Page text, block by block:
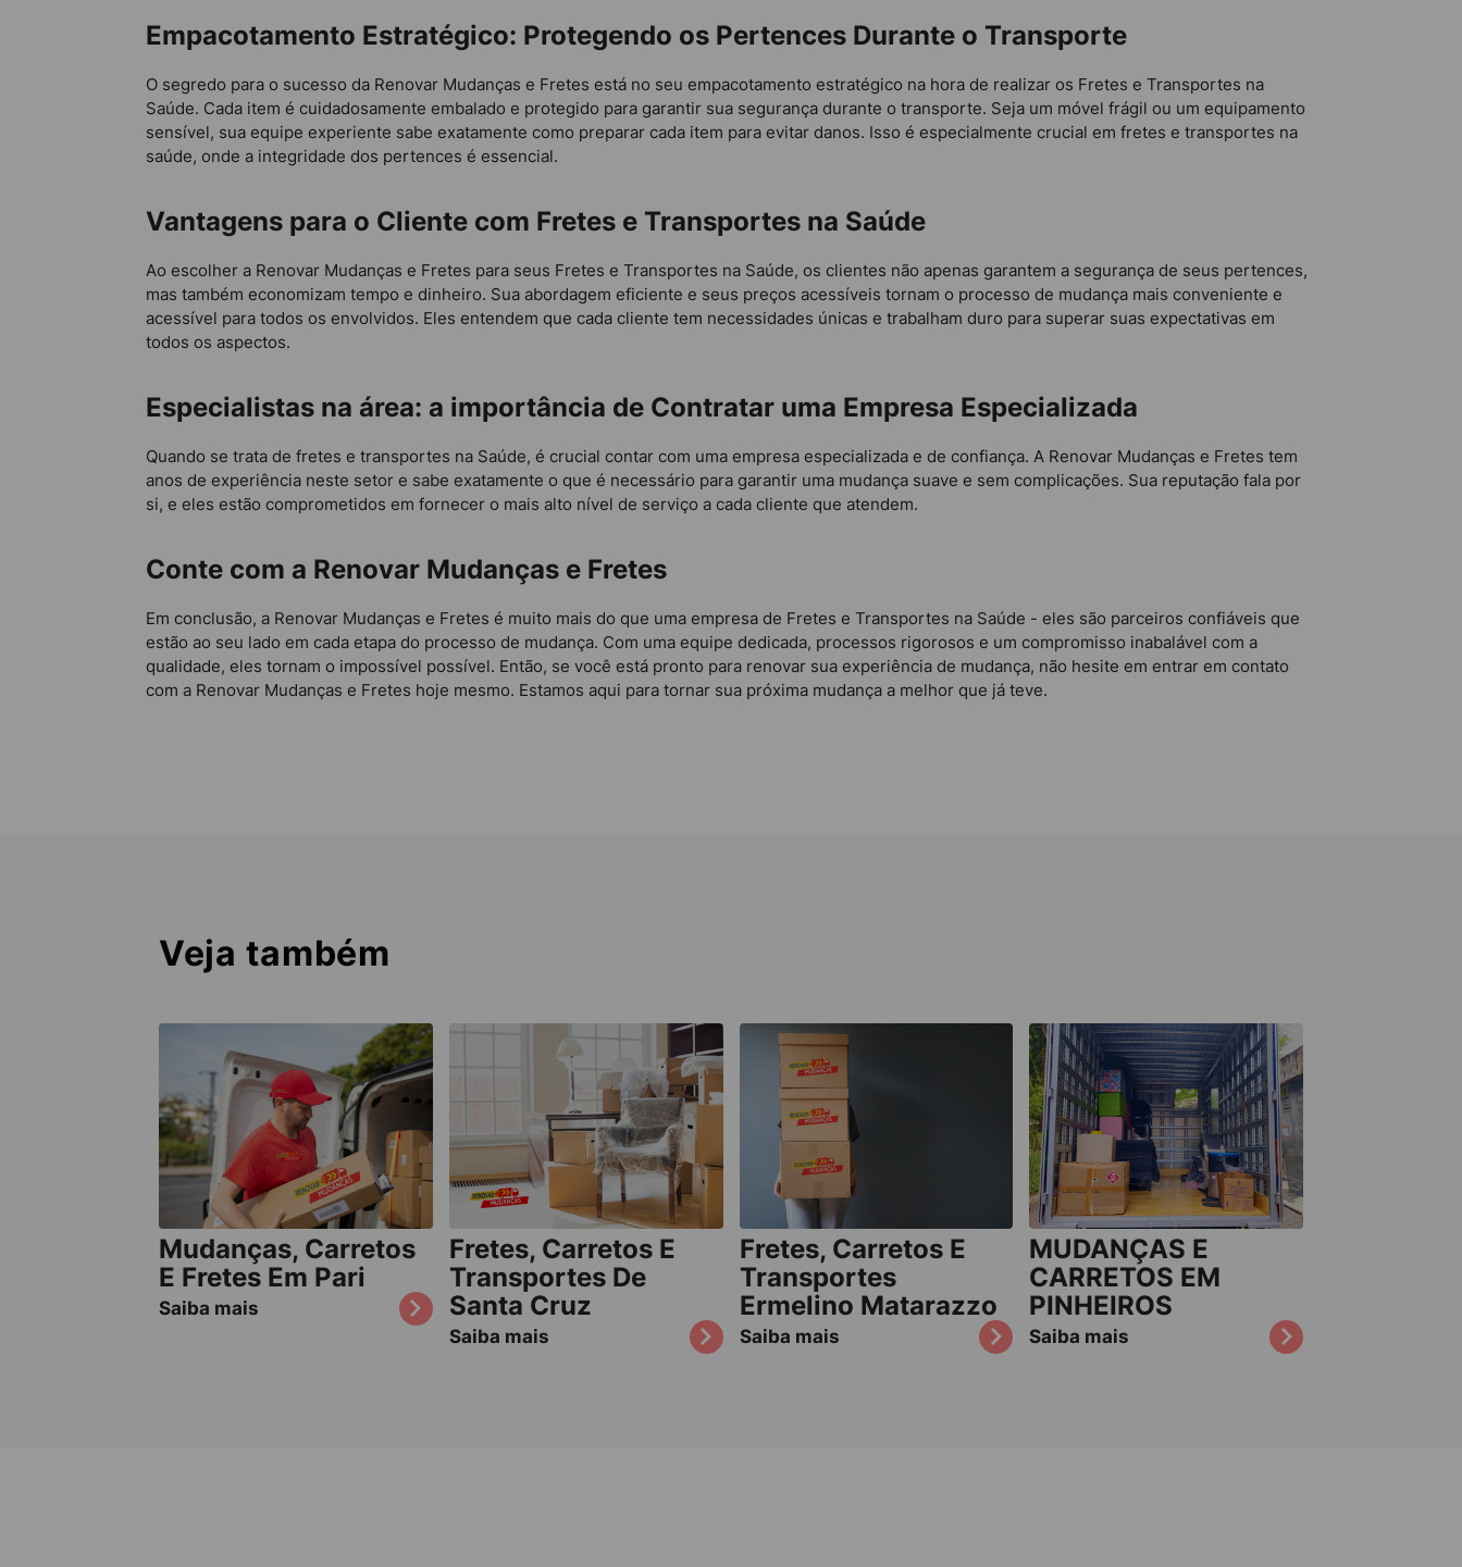
Empacotamento Estratégico: Protegendo os Pertences Durante o Transporte
O segredo para o sucesso da Renovar Mudanças e Fretes está no seu empacotamento estratégico na hora de realizar os Fretes e Transportes na
Saúde. Cada item é cuidadosamente embalado e protegido para garantir sua segurança durante o transporte. Seja um móvel frágil ou um equipamento
sensível, sua equipe experiente sabe exatamente como preparar cada item para evitar danos. Isso é especialmente crucial em fretes e transportes na
saúde, onde a integridade dos pertences é essencial.
Vantagens para o Cliente com Fretes e Transportes na Saúde
Ao escolher a Renovar Mudanças e Fretes para seus Fretes e Transportes na Saúde, os clientes não apenas garantem a segurança de seus pertences,
mas também economizam tempo e dinheiro. Sua abordagem eficiente e seus preços acessíveis tornam o processo de mudança mais conveniente e
acessível para todos os envolvidos. Eles entendem que cada cliente tem necessidades únicas e trabalham duro para superar suas expectativas em
todos os aspectos.
Especialistas na área: a importância de Contratar uma Empresa Especializada
Quando se trata de fretes e transportes na Saúde, é crucial contar com uma empresa especializada e de confiança. A Renovar Mudanças e Fretes tem
anos de experiência neste setor e sabe exatamente o que é necessário para garantir uma mudança suave e sem complicações. Sua reputação fala por
si, e eles estão comprometidos em fornecer o mais alto nível de serviço a cada cliente que atendem.
Conte com a Renovar Mudanças e Fretes
Em conclusão, a Renovar Mudanças e Fretes é muito mais do que uma empresa de Fretes e Transportes na Saúde - eles são parceiros confiáveis que
estão ao seu lado em cada etapa do processo de mudança. Com uma equipe dedicada, processos rigorosos e um compromisso inabalável com a
qualidade, eles tornam o impossível possível. Então, se você está pronto para renovar sua experiência de mudança, não hesite em entrar em contato
com a Renovar Mudanças e Fretes hoje mesmo. Estamos aqui para tornar sua próxima mudança a melhor que já teve.
Veja também
Mudanças, Carretos
E Fretes Em Pari
Saiba mais
Fretes, Carretos E
Transportes De
Santa Cruz
Saiba mais
Fretes, Carretos E
Transportes
Ermelino Matarazzo
Saiba mais
MUDANÇAS E
CARRETOS EM
PINHEIROS
Saiba mais